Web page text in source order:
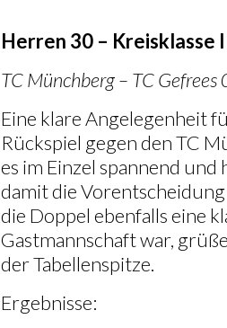
Herren 30 – Kreisklasse I
TC Münchberg – TC Gefrees
Eine klare Angelegenheit
Rückspiel gegen den TC
es im Einzel spannend
damit die
die Doppel ebenfalls eine
Gastmannschaft war,
der Tabellenspitze.
Ergebnisse: